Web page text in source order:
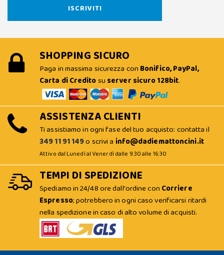
SHOPPING SICURO
Paga in massima sicurezza con Bonifico, PayPal,
Carta di Creditosu server sicuro 128bit.
ASSISTENZA CLIENTI
Ti assistiamo in ogni fase del tuo acquisto: contatta il
349 11 91 149o scrivi a info@dadiemattoncini.it
Attivo dal Lunedì al Venerdì dalle 9:30 alle 16:30
TEMPI DI SPEDIZIONE
Spediamo in 24/48 ore dall'ordine con Corriere
Espresso; potrebbero in ogni caso verificarsi ritardi
nella spedizione in caso di alto volume di acquisti.